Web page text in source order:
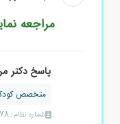
مراجعه
پاسخ دکتر
متخصص
شماره نظام: 53278